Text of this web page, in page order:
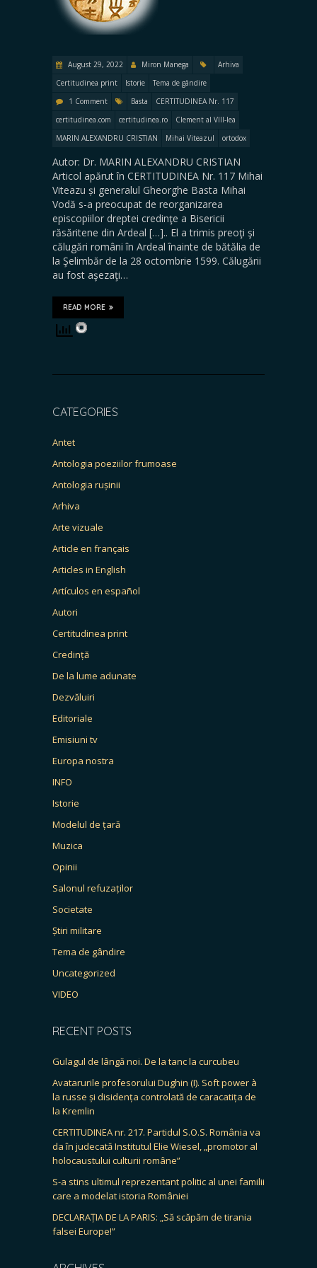
August 29, 2022 Miron Manega
Arhiva
Certitudinea print
Istorie
Tema de gândire
1 Comment
Basta
CERTITUDINEA Nr. 117
certitudinea.com
certitudinea.ro
Clement al VIII-lea
MARIN ALEXANDRU CRISTIAN
Mihai Viteazul ortodox
Autor: Dr. MARIN ALEXANDRU CRISTIAN
Articol apărut în CERTITUDINEA Nr. 117 Mihai
Viteazu și generalul Gheorghe Basta Mihai
Vodă s-a preocupat de reorganizarea
episcopiilor dreptei credinţe a Bisericii
răsăritene din Ardeal […].. El a trimis preoţi şi
călugări români în Ardeal înainte de bătălia de
la Şelimbăr de la 28 octombrie 1599. Călugării
au fost aşezaţi…
READ MORE
CATEGORIES
Antet
Antologia poeziilor frumoase
Antologia rușinii
Arhiva
Arte vizuale
Article en français
Articles in English
Artículos en español
Autori
Certitudinea print
Credință
De la lume adunate
Dezvăluiri
Editoriale
Emisiuni tv
Europa nostra
INFO
Istorie
Modelul de țară
Muzica
Opinii
Salonul refuzaților
Societate
Știri militare
Tema de gândire
Uncategorized
VIDEO
RECENT POSTS
Gulagul de lângă noi. De la tanc la curcubeu
Avatarurile profesorului Dughin (I). Soft power à
la russe și disidența controlată de caracatița de
la Kremlin
CERTITUDINEA nr. 217. Partidul S.O.S. România va
da în judecată Institutul Elie Wiesel, „promotor al
holocaustului culturii române”
S-a stins ultimul reprezentant politic al unei familii
care a modelat istoria României
DECLARAȚIA DE LA PARIS: „Să scăpăm de tirania
falsei Europe!”